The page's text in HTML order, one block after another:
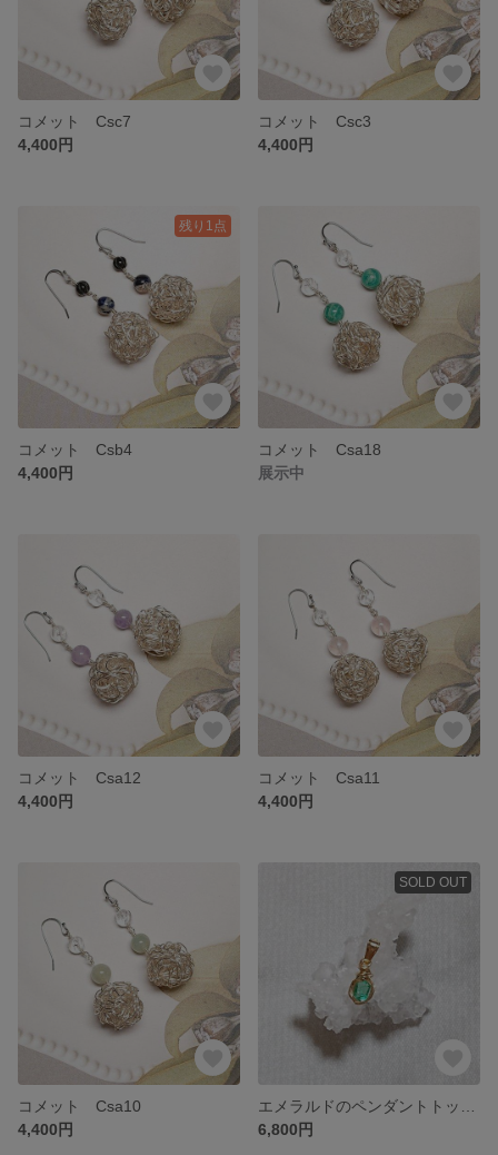
コメット Csc7
4,400円
コメット Csc3
4,400円
残り1点
コメット Csb4
4,400円
コメット Csa18
展示中
コメット Csa12
4,400円
コメット Csa11
4,400円
コメット Csa10
4,400円
SOLD OUT
6,800円